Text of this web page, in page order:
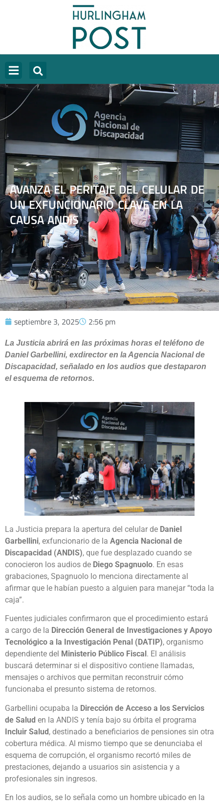
AVANZA EL PERITAJE DEL CELULAR DE
UN EXFUNCIONARIO CLAVE EN LA
CAUSA ANDIS
septiembre 3, 2025 2:56 pm
La Justicia abrirá en las próximas horas el teléfono de
Daniel Garbellini, exdirector en la Agencia Nacional de
Discapacidad, señalado en los audios que destaparon
el esquema de retornos.
La Justicia prepara la apertura del celular de Daniel
Garbellini, exfuncionario de la Agencia Nacional de
Discapacidad (ANDIS), que fue desplazado cuando se
conocieron los audios de Diego Spagnuolo. En esas
grabaciones, Spagnuolo lo menciona directamente al
afirmar que le habían puesto a alguien para manejar “toda la
caja”.
Fuentes judiciales confirmaron que el procedimiento estará
a cargo de la Dirección General de Investigaciones y Apoyo
Tecnológico a la Investigación Penal (DATIP), organismo
dependiente del Ministerio Público Fiscal . El análisis
buscará determinar si el dispositivo contiene llamadas,
mensajes o archivos que permitan reconstruir cómo
funcionaba el presunto sistema de retornos.
Garbellini ocupaba la Dirección de Acceso a los Servicios
de Salud en la ANDIS y tenía bajo su órbita el programa
Incluir Salud, destinado a beneficiarios de pensiones sin otra
cobertura médica. Al mismo tiempo que se denunciaba el
esquema de corrupción, el organismo recortó miles de
prestaciones, dejando a usuarios sin asistencia y a
profesionales sin ingresos.
En los audios, se lo señala como un hombre ubicado en la